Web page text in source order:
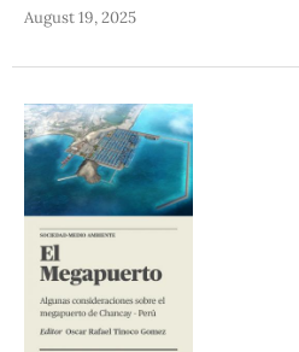
August 19, 2025